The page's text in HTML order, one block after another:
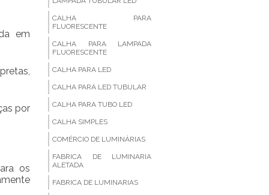
em
por
os
CALHA PARA
FLUORESCENTE
CALHA PARA LAMPADA
FLUORESCENTE
CALHA PARA LED
CALHA PARA LED TUBULAR
CALHA PARA TUBO LED
CALHA SIMPLES
COMÉRCIO DE LUMINÁRIAS
FABRICA DE LUMINARIA
ALETADA
FABRICA DE LUMINARIAS